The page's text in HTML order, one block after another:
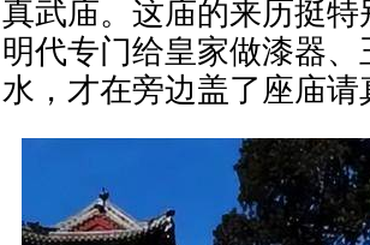
真武庙。这庙的来历挺
明代专门给皇家做漆器
水，才在旁边盖了座庙